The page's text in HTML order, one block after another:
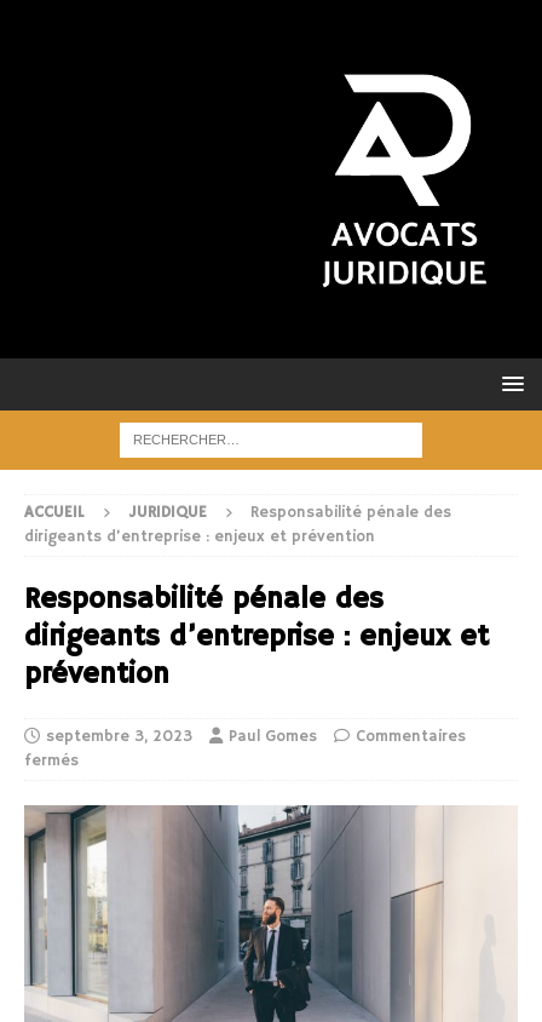
ACCUEIL JURIDIQUE
Responsabilité pénale des
dirigeants d’entreprise : enjeux et prévention
Responsabilité pénale des
dirigeants d’entreprise : enjeux et
prévention
septembre 3, 2023 Paul Gomes
Commentaires
fermés